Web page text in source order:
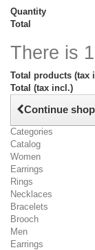
Quantity
Total
There is
Total products (tax
Total (tax incl.)
Continue
Categories
Catalog
Women
Earrings
Rings
Necklaces
Bracelets
Brooch
Men
Earrings